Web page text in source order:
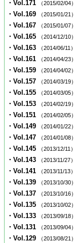
・Vol.171 （2015/02/04）
・Vol.169 （2015/01/21）
・Vol.167 （2015/01/07）
・Vol.165 （2014/12/10）
・Vol.163 （2014/06/11）
・Vol.161 （2014/04/23）
・Vol.159 （2014/04/02）
・Vol.157 （2014/03/19）
・Vol.155 （2014/03/05）
・Vol.153 （2014/02/19）
・Vol.151 （2014/02/05）
・Vol.149 （2014/01/22）
・Vol.147 （2014/01/08）
・Vol.145 （2013/12/11）
・Vol.143 （2013/11/27）
・Vol.141 （2013/11/13）
・Vol.139 （2013/10/30）
・Vol.137 （2013/10/16）
・Vol.135 （2013/10/02）
・Vol.133 （2013/09/18）
・Vol.131 （2013/09/04）
・Vol.129 （2013/08/21）